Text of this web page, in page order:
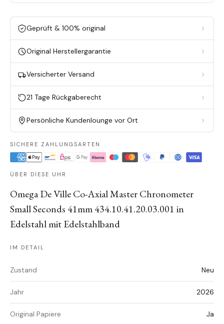
Geprüft & 100% original
Original Herstellergarantie
Versicherter Versand
21 Tage Rückgaberecht
Persönliche Kundenlounge vor Ort
SICHERE ZAHLUNGSARTEN
ÜBER DIESE UHR
Omega De Ville Co-Axial Master Chronometer
Small Seconds 41mm 434.10.41.20.03.001 in
Edelstahl mit Edelstahlband
IM DETAIL
Zustand Neu
Jahr 2026
Original Papiere Ja